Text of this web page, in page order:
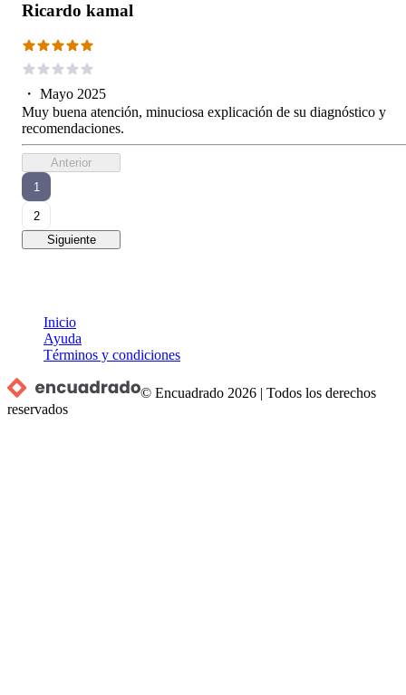
Ricardo kamal
・ Mayo 2025
Muy buena atención, minuciosa explicación de su diagnóstico y
recomendaciones.
Anterior
1
2
Siguiente
Inicio
Ayuda
Términos y condiciones
© Encuadrado 2026 |Todos los derechos
reservados